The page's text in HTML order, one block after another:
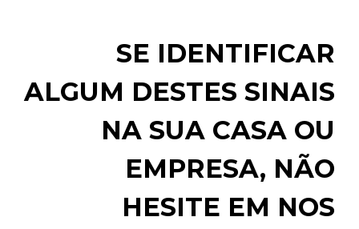
SE IDENTIFICAR
ALGUM DESTES SINAIS
NA SUA CASA OU
EMPRESA, NÃO
HESITE EM NOS